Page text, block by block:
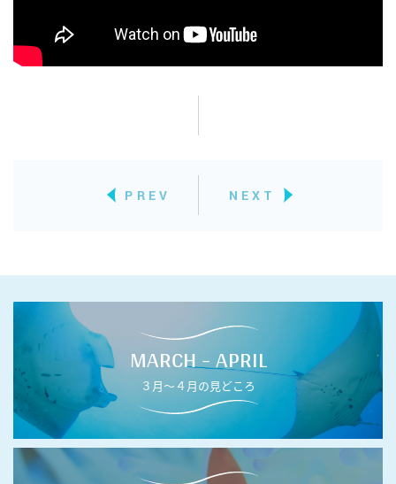
PREV NEXT
MARCH - APRIL
３月〜４月の見どころ